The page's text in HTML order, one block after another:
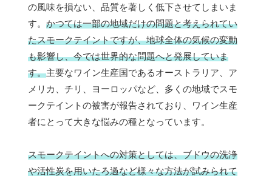
の風味を損ない、品質を著しく低下させてしまいま
す。 かつては一部の地域だけの問題と考えられてい
たスモークテイントですが、地球全体の気候の変動
も影響し、今では世界的な問題へと発展していま
す。主要なワイン生産国であるオーストラリア、ア
メリカ、チリ、ヨーロッパなど、多くの地域でスモ
ークテイントの被害が報告されており、ワイン生産
者にとって大きな悩みの種となっています。
スモークテイントへの対策としては、ブドウの洗浄
や活性炭を用いたろ過など様々な方法が試みられて